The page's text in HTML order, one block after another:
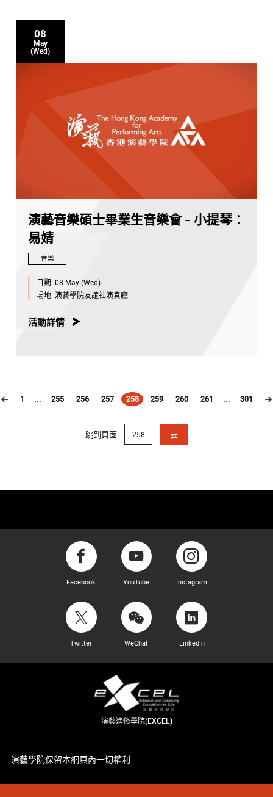
08
May
(Wed)
演藝音樂碩士畢業生音樂會 - 小提琴：
易婧
音樂
日期: 08 May (Wed)
場地: 演藝學院友誼社演奏廳
活動詳情
1 ... 255 256 257 258
(current)259 260 261 ... 301
跳到頁面 去
Facebook YouTube Instagram
Twitter WeChat LinkedIn
演藝進修學院(EXCEL)
演藝學院保留本網頁內一切權利